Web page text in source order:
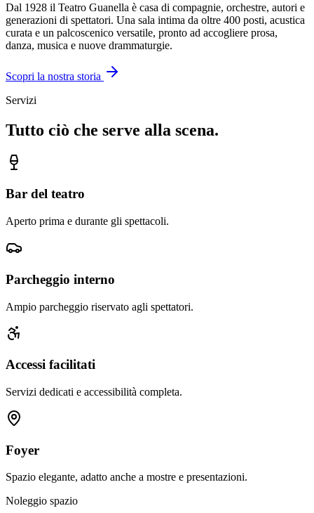
Dal 1928 il Teatro Guanella è casa di compagnie, orchestre, autori e
generazioni di spettatori. Una sala intima da oltre 400 posti, acustica
curata e un palcoscenico versatile, pronto ad accogliere prosa,
danza, musica e nuove drammaturgie.
Scopri la nostra storia
Servizi
Tutto ciò che serve alla scena.
Bar del teatro
Aperto prima e durante gli spettacoli.
Parcheggio interno
Ampio parcheggio riservato agli spettatori.
Accessi facilitati
Servizi dedicati e accessibilità completa.
Foyer
Spazio elegante, adatto anche a mostre e presentazioni.
Noleggio spazio